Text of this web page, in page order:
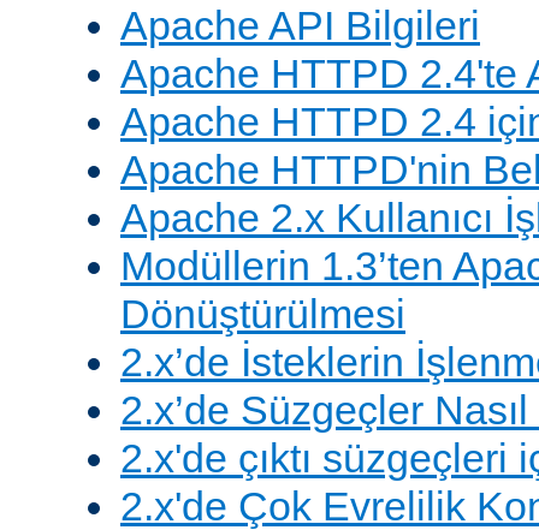
Apache API Bilgileri
Apache HTTPD 2.4'te
Apache HTTPD 2.4
Apache HTTPD'nin
Apache 2.x Kullanıcı
Modüllerin 1.3’ten
Dönüştürülmesi
2.x’de İsteklerin
2.x’de Süzgeçler Nasıl
2.x'de çıktı süzgeçleri
2.x'de Çok Evrelilik